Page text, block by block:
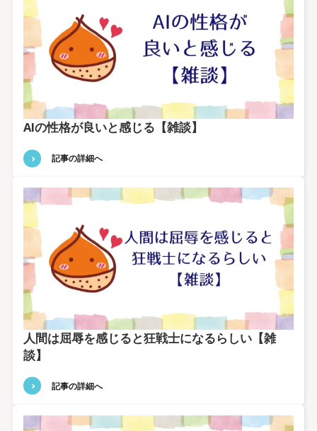
AIの性格が良いと感じる【雑談】
記事の詳細へ
人間は屈辱を感じると狂戦士になるらしい【雑
談】
記事の詳細へ